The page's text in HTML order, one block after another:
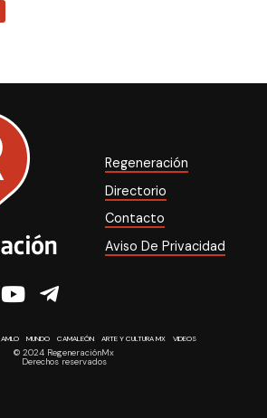
Regeneración
Directorio
Contacto
Aviso De Privacidad
AMLO MUNDO CAMALEÓN ARTE Y CULTURA MX VIDEOS
© 2024 RegeneraciónMx
Derechos reservados